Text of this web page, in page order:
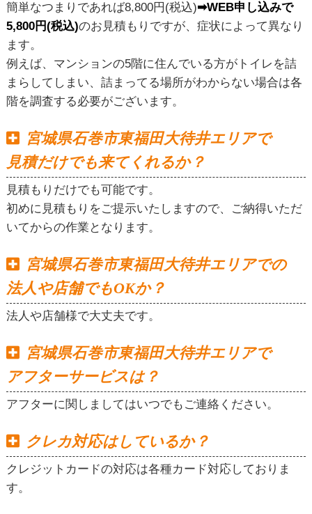
簡単なつまりであれば8,800円(税込)➡WEB申し込みで
5,800円(税込)のお見積もりですが、症状によって異なり
ます。
例えば、マンションの5階に住んでいる方がトイレを詰
まらしてしまい、詰まってる場所がわからない場合は各
階を調査する必要がございます。
宮城県石巻市東福田大待井エリアで
見積だけでも来てくれるか？
見積もりだけでも可能です。
初めに見積もりをご提示いたしますので、ご納得いただ
いてからの作業となります。
宮城県石巻市東福田大待井エリアでの
法人や店舗でもOKか？
法人や店舗様で大丈夫です。
宮城県石巻市東福田大待井エリアで
アフターサービスは？
アフターに関しましてはいつでもご連絡ください。
クレカ対応はしているか？
クレジットカードの対応は各種カード対応しておりま
す。